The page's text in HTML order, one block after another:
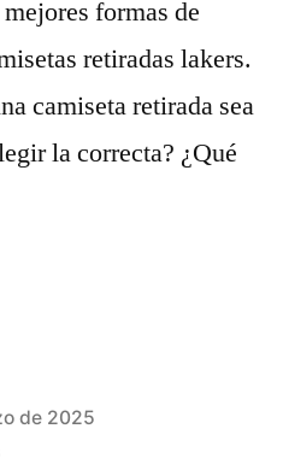
formas de
retiradas lakers.
camiseta retirada sea
la correcta? ¿Qué
de 2025